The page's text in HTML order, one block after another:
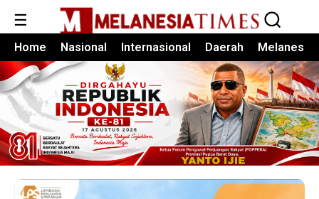
☰
Home Nasional Internasional Daerah Melanesia